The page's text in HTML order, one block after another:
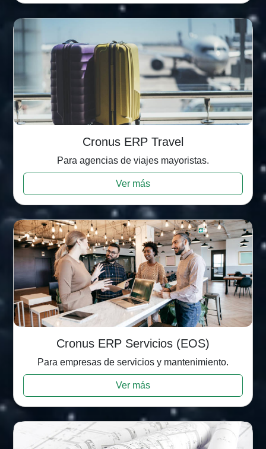
Cronus ERP Travel
Para agencias de viajes mayoristas.
Ver más
Cronus ERP Servicios (EOS)
Para empresas de servicios y mantenimiento.
Ver más